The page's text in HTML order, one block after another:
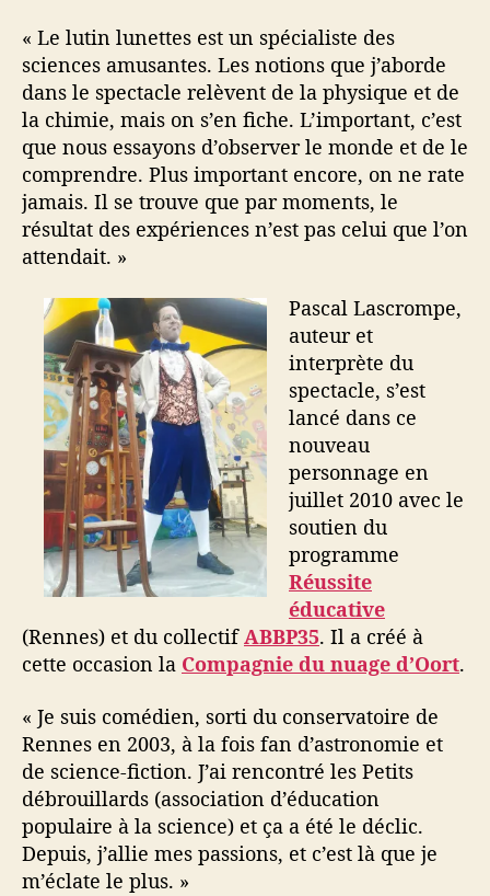
« Le lutin lunettes est un spécialiste des
sciences amusantes. Les notions que j’aborde
dans le spectacle relèvent de la physique et de
la chimie, mais on s’en fiche. L’important, c’est
que nous essayons d’observer le monde et de le
comprendre. Plus important encore, on ne rate
jamais. Il se trouve que par moments, le
résultat des expériences n’est pas celui que l’on
attendait. »
Pascal Lascrompe,
auteur et
interprète du
spectacle, s’est
lancé dans ce
nouveau
personnage en
juillet 2010 avec le
soutien du
programme
Réussite
éducative
(Rennes) et du collectifABBP35. Il a créé à
cette occasion la Compagnie du nuage d’Oort.
« Je suis comédien, sorti du conservatoire de
Rennes en 2003, à la fois fan d’astronomie et
de science-fiction. J’ai rencontré les Petits
débrouillards (association d’éducation
populaire à la science) et ça a été le déclic.
Depuis, j’allie mes passions, et c’est là que je
m’éclate le plus. »